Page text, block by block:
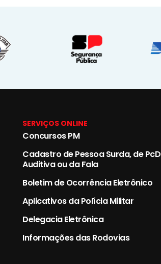
SERVIÇOS ONLINE
Concursos PM
Cadastro de Pessoa Surda, de PcD
Auditiva ou da Fala
Boletim de Ocorrência Eletrônico
Aplicativos da Polícia Militar
Delegacia Eletrônica
Informações das Rodovias